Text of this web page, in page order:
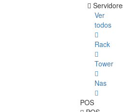
Ver
todos
Rack
Tower
Nas
POS